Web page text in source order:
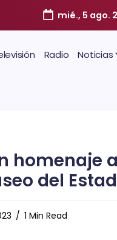
mié., 5 ago.
Radio Noticias
homenaje
del
1 Min Read